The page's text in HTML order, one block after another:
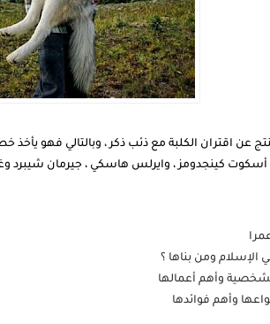
عن اقتران الكلبة مع ذئب ذكر ، وبالتالي فهو
كينجدومز ، وايرلس هاسكي ، جيرمان شيبرد
الإسلام ومن بناها ؟
وأهم أعمالها
وأهم فوائدها